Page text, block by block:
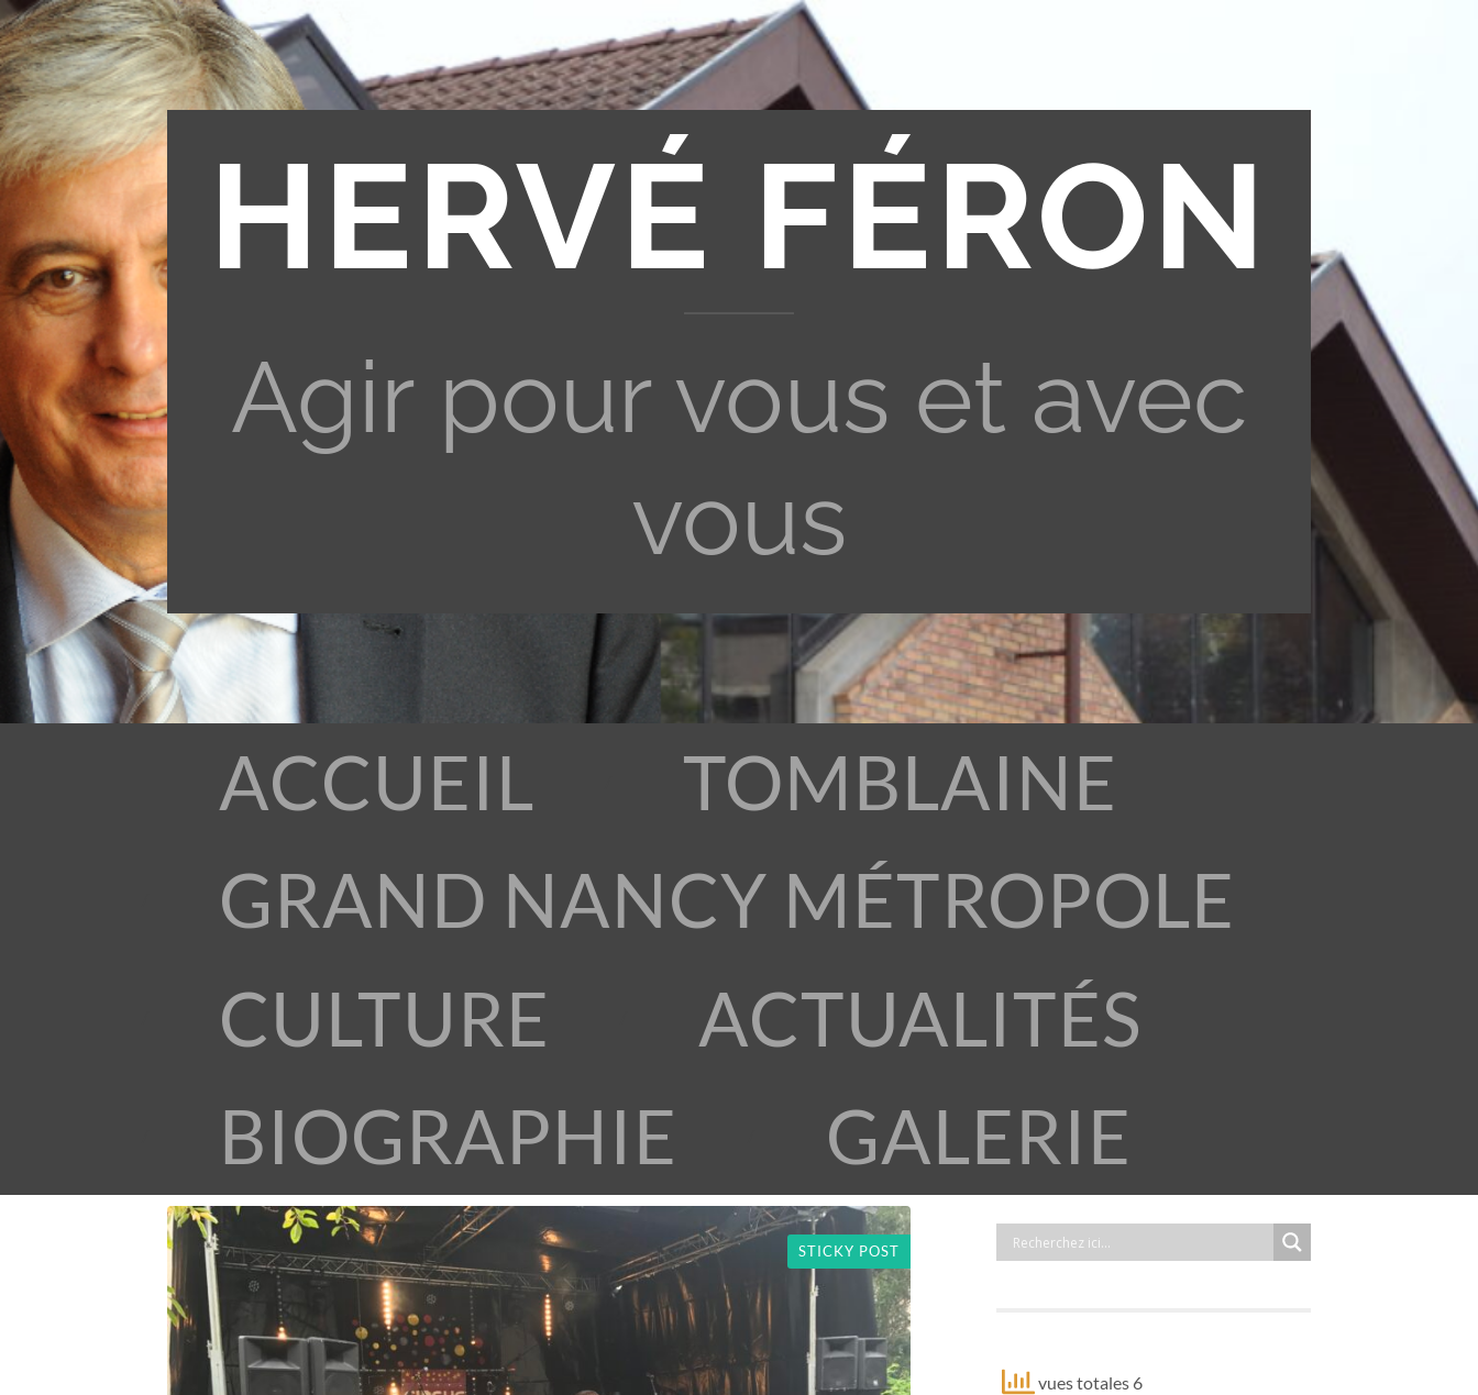
HERVÉ FÉRON
Agir pour vous et avec
vous
ACCUEIL
TOMBLAINE
GRAND NANCY MÉTROPOLE
CULTURE
ACTUALITÉS
BIOGRAPHIE
GALERIE
STICKY POST
vues totales 6